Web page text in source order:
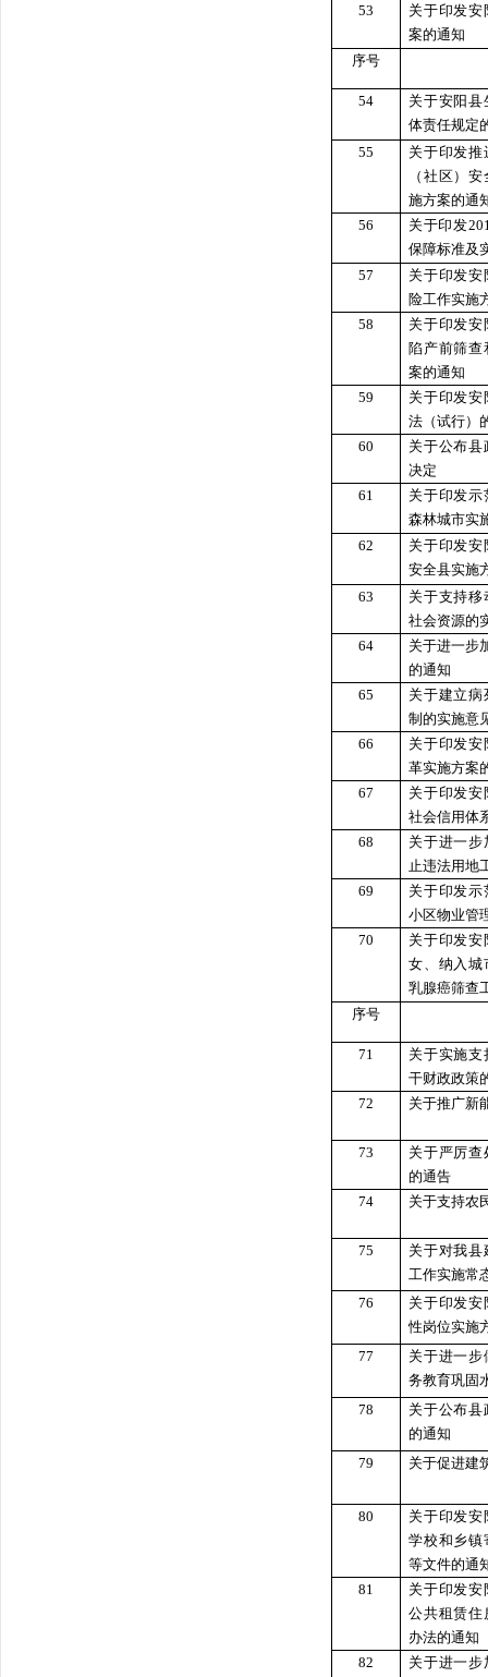
53
关于印发
案的通知
序号
54
关于安阳
体责任规定
55
关于印发
（社区）
施方案的通
56
关于印发
保障标准及
57
关于印发
险工作实施
58
关于印发
陷产前筛
案的通知
59
关于印发
法（试行）
60
关于公布
决定
61
关于印发
森林城市实
62
关于印发
安全县实施
63
关于支持
社会资源的
64
关于进一步
的通知
65
关于建立
制的实施意
66
关于印发
革实施方案
67
关于印发
社会信用体
68
关于进一
止违法用地
69
关于印发
小区物业管
70
关于印发
女、纳入城
乳腺癌筛查
序号
71
关于实施
干财政政策
72
关于推广新
73
关于严厉
的通告
74
关于支持农
75
关于对我
工作实施常
76
关于印发
性岗位实施
77
关于进一
务教育巩固
78
关于公布
的通知
79
关于促进建
80
关于印发
学校和乡镇
等文件的通
81
关于印发
公共租赁住
办法的通知
82
关于进一